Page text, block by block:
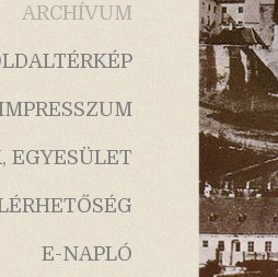
ARCHÍVUM
EGYESÜLET
E-NAPLÓ